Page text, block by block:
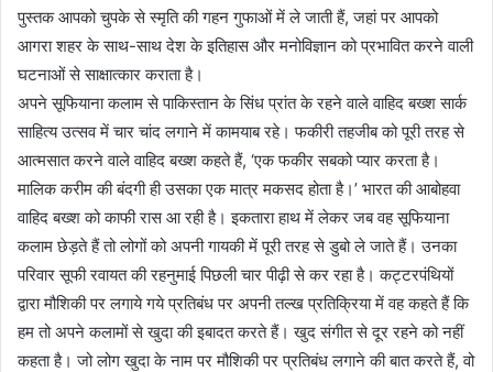
पुस्तक आपको चुपके से स्मृति की गहन गुफाओं में ले जाती हैं, जहां पर आपको
आगरा शहर के साथ-साथ देश के इतिहास और मनोविज्ञान को प्रभावित करने वाली
घटनाओं से साक्षात्कार कराता है।
अपने सूफियाना कलाम से पाकिस्तान के सिंध प्रांत के रहने वाले वाहिद बख्श सार्क
साहित्य उत्सव में चार चांद लगाने में कामयाब रहे। फकीरी तहजीब को पूरी तरह से
आत्मसात करने वाले वाहिद बख्श कहते हैं, ‘एक फकीर सबको प्यार करता है।
मालिक करीम की बंदगी ही उसका एक मात्र मकसद होता है।’ भारत की आबोहवा
वाहिद बख्श को काफी रास आ रही है। इकतारा हाथ में लेकर जब वह सूफियाना
कलाम छेड़ते हैं तो लोगों को अपनी गायकी में पूरी तरह से डुबो ले जाते हैं। उनका
परिवार सूफी रवायत की रहनुमाई पिछली चार पीढ़ी से कर रहा है। कट्टरपंथियों
द्वारा मौशिकी पर लगाये गये प्रतिबंध पर अपनी तल्ख प्रतिक्रिया में वह कहते हैं कि
हम तो अपने कलामों से खुदा की इबादत करते हैं। खुद संगीत से दूर रहने को नहीं
कहता है। जो लोग खुदा के नाम पर मौशिकी पर प्रतिबंध लगाने की बात करते हैं, वो